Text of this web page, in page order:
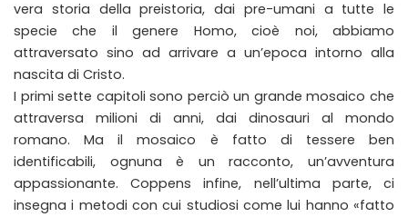
vera storia della preistoria, dai pre-umani a tutte le
specie che il genere Homo, cioè noi, abbiamo
attraversato sino ad arrivare a un’epoca intorno alla
nascita di Cristo.
I primi sette capitoli sono perciò un grande mosaico che
attraversa milioni di anni, dai dinosauri al mondo
romano. Ma il mosaico è fatto di tessere ben
identificabili, ognuna è un racconto, un’avventura
appassionante. Coppens infine, nell’ultima parte, ci
insegna i metodi con cui studiosi come lui hanno «fatto